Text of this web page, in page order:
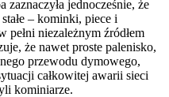
jednocześnie, że
– kominki, piece i
pełni niezależnym źródłem
że nawet proste palenisko,
przewodu dymowego,
całkowitej awarii sieci
kominiarze.